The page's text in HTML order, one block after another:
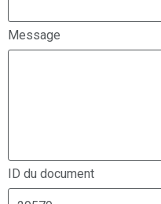
Message
ID du document